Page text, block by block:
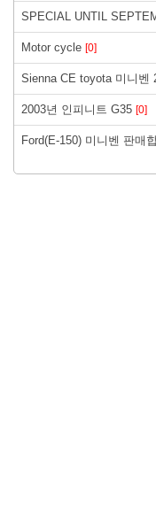
SPECIAL UNTIL
Motor cycle [0]
Sienna CE toyota 미니벤
2003년 인피니트 G35 [0]
Ford(E-150) 미니벤 판매